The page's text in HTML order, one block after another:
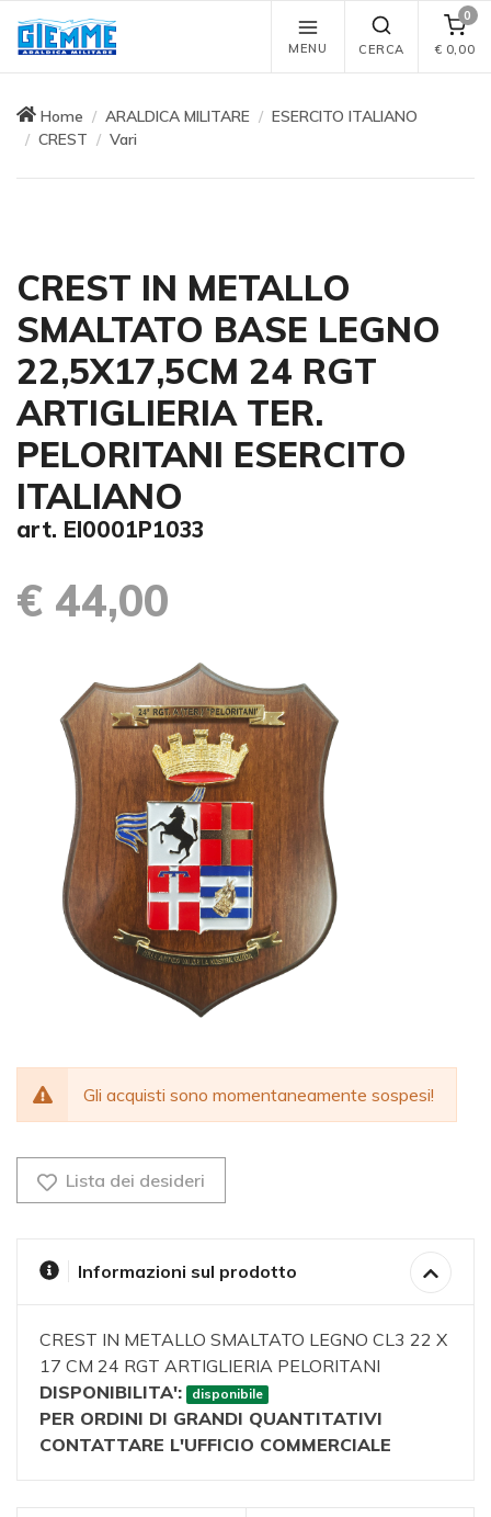
MENU CERCA
0
€ 0,00
Home ARALDICA MILITARE
ESERCITO ITALIANO
CREST
Vari
CREST IN METALLO
SMALTATO BASE LEGNO
22,5X17,5CM 24 RGT
ARTIGLIERIA TER.
PELORITANI ESERCITO
ITALIANO
art. EI0001P1033
€ 44,00
Gli acquisti sono momentaneamente sospesi!
Lista dei desideri
Informazioni sul prodotto
CREST IN METALLO SMALTATO LEGNO CL3 22 X
17 CM 24 RGT ARTIGLIERIA PELORITANI
DISPONIBILITA':
disponibile
PER ORDINI DI GRANDI QUANTITATIVI
CONTATTARE L'UFFICIO COMMERCIALE